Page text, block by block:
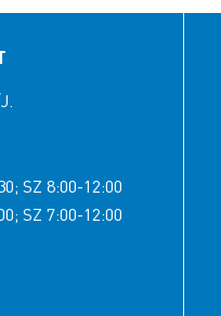
SZ 8:00-12:00
SZ 7:00-12:00